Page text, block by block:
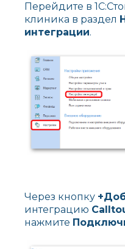
Перейдите в
клиника в раздел
интеграции.
Через кнопку
интеграцию
нажмите